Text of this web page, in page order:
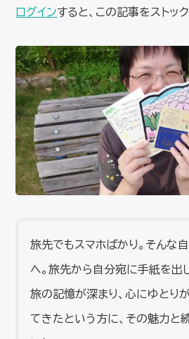
ログインすると、この記事をストッ
旅先でもスマホばかり。そんな
へ。旅先から自分宛に手紙を
旅の記憶が深まり、心にゆとり
てきたという方に、その魅力と